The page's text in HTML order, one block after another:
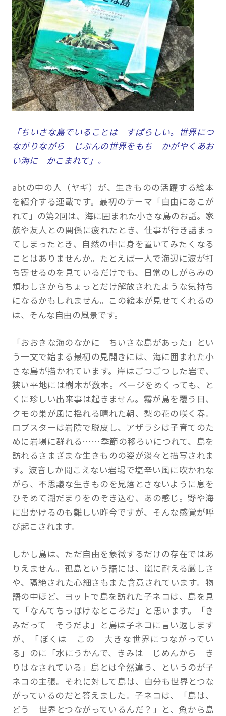
「ちいさな島でいることは すばらしい。世界につ
ながりながら じぶんの世界をもち かがやくあお
い海に かこまれて」。
abtの中の人（ヤギ）が、生きものの活躍する絵本
を紹介する連載です。最初のテーマ「自由にあこが
れて」の第2回は、海に囲まれた小さな島のお話。家
族や友人との関係に疲れたとき、仕事が行き詰まっ
てしまったとき、自然の中に身を置いてみたくなる
ことはありませんか。たとえば一人で海辺に波が打
ち寄せるのを見ているだけでも、日常のしがらみの
煩わしさからちょっとだけ解放されたような気持ち
になるかもしれません。この絵本が見せてくれるの
は、そんな自由の風景です。
「おおきな海のなかに ちいさな島があった」とい
う一文で始まる最初の見開きには、海に囲まれた小
さな島が描かれています。岸はごつごつした岩で、
狭い平地には樹木が数本。ページをめくっても、と
くに珍しい出来事は起きません。霧が島を覆う日、
クモの巣が風に揺れる晴れた朝、梨の花の咲く春。
ロブスターは岩陰で脱皮し、アザラシは子育てのた
めに岩場に群れる……季節の移ろいにつれて、島を
訪れるさまざまな生きものの姿が淡々と描写されま
す。波音しか聞こえない岩場で塩辛い風に吹かれな
がら、不思議な生きものを見落とさないように息を
ひそめて潮だまりをのぞき込む、あの感じ。野や海
に出かけるのも難しい昨今ですが、そんな感覚が呼
び起こされます。
しかし島は、ただ自由を象徴するだけの存在ではあ
りえません。孤島という語には、嵐に耐える厳しさ
や、隔絶された心細さもまた含意されています。物
語の中ほど、ヨットで島を訪れた子ネコは、島を見
て「なんてちっぽけなところだ」と思います。「き
みだって そうだよ」と島は子ネコに言い返します
が、「ぼくは この 大きな世界につながってい
る」のに「水にうかんで、きみは じめんから き
りはなされている」島とは全然違う、というのが子
ネコの主張。それに対して島は、自分も世界とつな
がっているのだと答えました。子ネコは、「島は、
どう 世界とつながっているんだ？」と、魚から島